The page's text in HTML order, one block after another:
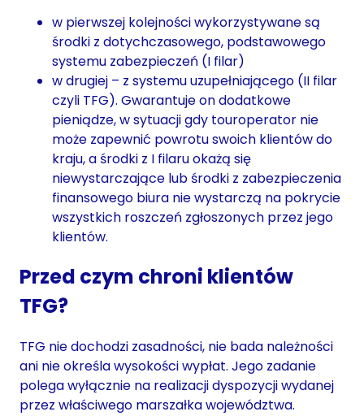
w pierwszej kolejności wykorzystywane są
środki z dotychczasowego, podstawowego
systemu zabezpieczeń (I filar)
w drugiej – z systemu uzupełniającego (II filar
czyli TFG). Gwarantuje on dodatkowe
pieniądze, w sytuacji gdy touroperator nie
może zapewnić powrotu swoich klientów do
kraju, a środki z I filaru okażą się
niewystarczające lub środki z zabezpieczenia
finansowego biura nie wystarczą na pokrycie
wszystkich roszczeń zgłoszonych przez jego
klientów.
Przed czym chroni klientów
TFG?
TFG nie dochodzi zasadności, nie bada należności
ani nie określa wysokości wypłat. Jego zadanie
polega wyłącznie na realizacji dyspozycji wydanej
przez właściwego marszałka województwa.